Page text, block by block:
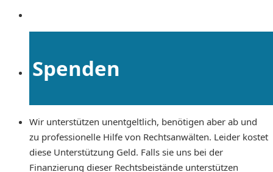
Spenden
Wir unterstützen unentgeltlich, benötigen aber ab und
zu professionelle Hilfe von Rechtsanwälten. Leider kostet
diese Unterstützung Geld. Falls sie uns bei der
Finanzierung dieser Rechtsbeistände unterstützen